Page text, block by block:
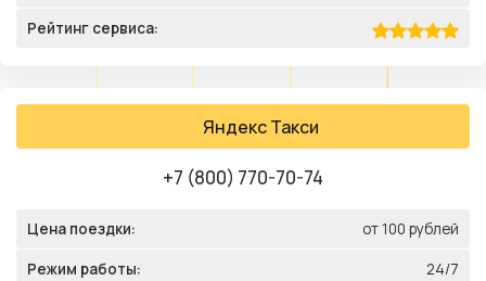
Рейтинг сервиса:
Яндекс Такси
+7 (800) 770-70-74
Цена поездки: от 100 рублей
Режим работы: 24/7